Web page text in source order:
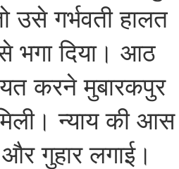
उसे गर्भवती हालत
भगा दिया। आठ
करने मुबारकपुर
न्याय की आस
और गुहार लगाई।